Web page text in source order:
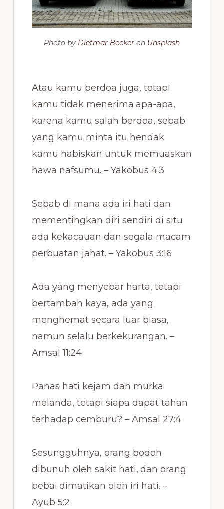
Photo by Dietmar Becker on Unsplash
Atau kamu berdoa juga, tetapi
kamu tidak menerima apa-apa,
karena kamu salah berdoa, sebab
yang kamu minta itu hendak
kamu habiskan untuk memuaskan
hawa nafsumu. – Yakobus 4:3
Sebab di mana ada iri hati dan
mementingkan diri sendiri di situ
ada kekacauan dan segala macam
perbuatan jahat. – Yakobus 3:16
Ada yang menyebar harta, tetapi
bertambah kaya, ada yang
menghemat secara luar biasa,
namun selalu berkekurangan. –
Amsal 11:24
Panas hati kejam dan murka
melanda, tetapi siapa dapat tahan
terhadap cemburu? – Amsal 27:4
Sesungguhnya, orang bodoh
dibunuh oleh sakit hati, dan orang
bebal dimatikan oleh iri hati. –
Ayub 5:2